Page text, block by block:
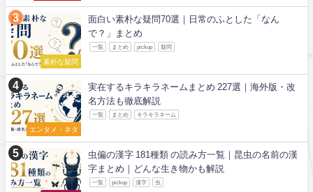
素朴な疑問
面白い素朴な疑問70選｜日常のふとした「なん
で？」まとめ
一覧 まとめ pickup 疑問
エンタメ・ネタ
実在するキラキラネームまとめ 227選｜海外版・改
名方法も徹底解説
一覧 まとめ キラキラネーム
虫偏の漢字 181種類 の読み方一覧｜昆虫の名前の漢
字まとめ｜どんな生き物かも解説
一覧 pickup 漢字 虫